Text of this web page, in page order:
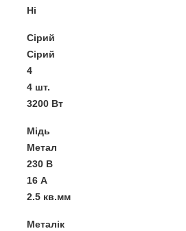
Ні
Сірий
Сірий
4
4 шт.
3200 Вт
Мідь
Метал
230 В
16 А
2.5 кв.мм
Металік